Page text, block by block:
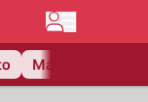
Matchcenter